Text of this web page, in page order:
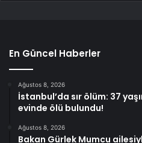
En Güncel Haberler
Ağustos 8, 2026
İstanbul’da sır ölüm: 37
evinde ölü bulundu!
Ağustos 8, 2026
Bakan Gürlek Mumcu